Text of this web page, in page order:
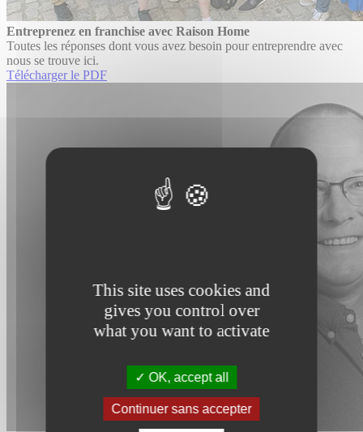
This site uses cookies and
gives you control over
what you want to activate
OK, accept all
Continuer sans accepter
Entreprenez en franchise avec Raison Home
Toutes les réponses dont vous avez besoin pour entreprendre avec
nous se trouve ici.
Télécharger le PDF